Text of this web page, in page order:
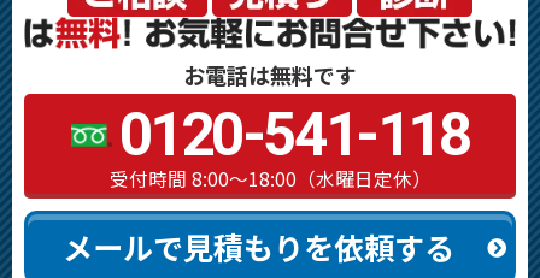
お電話は無料です
0120-541-118
受付時間 8:00～18:00（水曜日定休）
メールで見積もりを依頼する